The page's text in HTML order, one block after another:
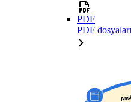
PDF
PDF